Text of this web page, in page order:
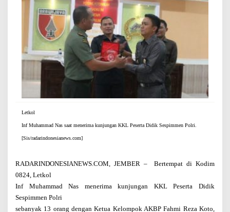
t
a
D
i
d
k
e
p
m
e
o
Letkol
Inf Muhammad Nas saat menerima kunjungan KKL Peserta Didik Sespimmen Polri.
[Sis/radarindonesianews.com]
RADARINDONESIANEWS.COM, JEMBER –
Bertempat di Kodim
0824, Letkol
Inf Muhammad Nas menerima kunjungan KKL Peserta Didik
Sespimmen Polri
sebanyak 13 orang dengan Ketua Kelompok AKBP Fahmi Reza Koto,